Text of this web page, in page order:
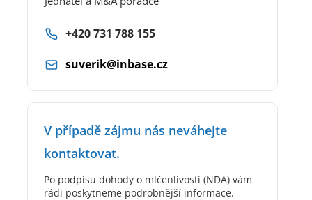
+420 731 788 155
suverik@inbase.cz
V případě zájmu nás neváhejte
kontaktovat.
Po podpisu dohody o mlčenlivosti (NDA) vám
rádi poskytneme podrobnější informace.